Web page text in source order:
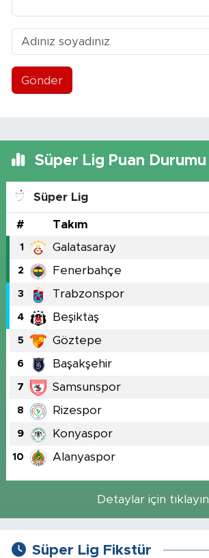
Gönder
Süper Lig Puan Durumu
Süper Lig
# Takım
1 Galatasaray
2 Fenerbahçe
3 Trabzonspor
4 Beşiktaş
5 Göztepe
6 Başakşehir
7 Samsunspor
8 Rizespor
9 Konyaspor
10 Alanyaspor
Detaylar için tıklayın
Süper Lig Fikstür